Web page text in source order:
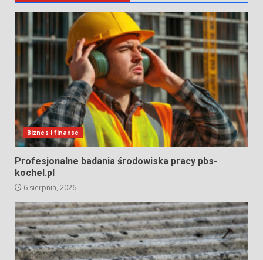
Biznes i finanse
Profesjonalne badania środowiska pracy pbs-
kochel.pl
6 sierpnia, 2026